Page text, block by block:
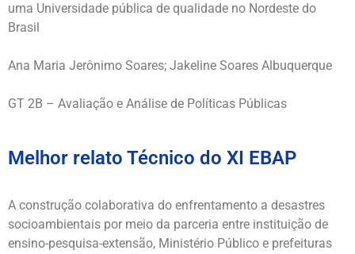
uma Universidade pública de qualidade no Nordeste do
Brasil
Ana Maria Jerônimo Soares; Jakeline Soares Albuquerque
GT 2B – Avaliação e Análise de Políticas Públicas
Melhor relato Técnico do XI EBAP
A construção colaborativa do enfrentamento a desastres
socioambientais por meio da parceria entre instituição de
ensino-pesquisa-extensão, Ministério Público e prefeituras